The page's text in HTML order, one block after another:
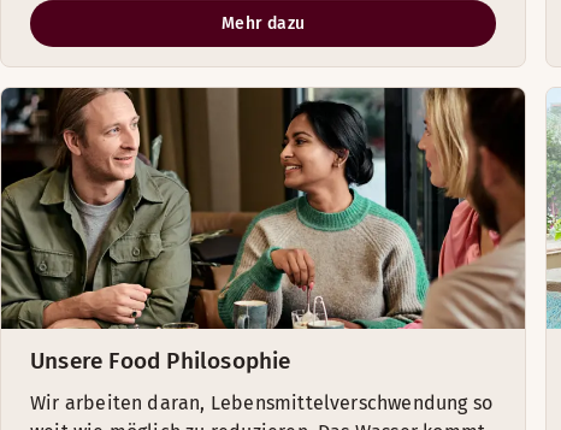
Mehr dazu
Unsere Food Philosophie
Wir arbeiten daran, Lebensmittelverschwendung so